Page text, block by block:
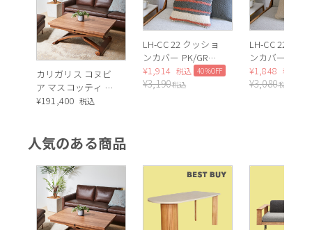
カリガリス コヌビ
ア マスコッティ 伸
長・昇降式テーブ
MASCOTTE[CB490]
P201
¥191,400 税込
LH-CC 22 クッショ
ンカバー PK/GR
30×30cm
¥1,914 税込 40%OFF
¥3,190税込
LH-CC 22 クッ
ンカバー NA
40×40cm
¥1,848 税込
¥3,080税込
人気のある商品